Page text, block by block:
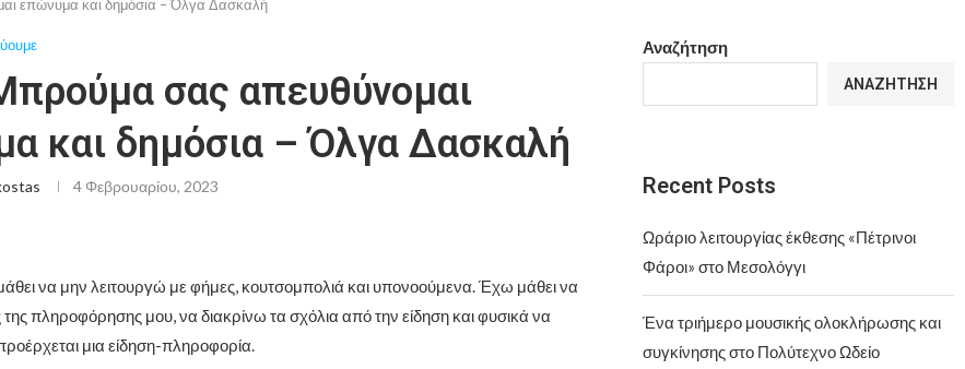
επώνυμα και δημόσια – Όλγα Δασκαλή
σας απευθύνομαι
και δημόσια – Όλγα Δασκαλή
4 Φεβρουαρίου, 2023
να μην λειτουργώ με φήμες, κουτσομπολιά και υπονοούμενα. Έχω μάθει να
της πληροφόρησης μου, να διακρίνω τα σχόλια από την είδηση και φυσικά να
μια είδηση-πληροφορία.
Αναζήτηση
ΑΝΑΖΉΤΗΣΗ
Recent Posts
Ωράριο λειτουργίας έκθεσης «Πέτρινοι
Φάροι» στο Μεσολόγγι
Ένα τριήμερο μουσικής ολοκλήρωσης και
συγκίνησης στο Πολύτεχνο Ωδείο